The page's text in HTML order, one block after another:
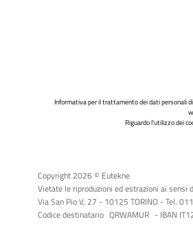
Informativa per il trattamento dei dati personali
Riguardo l'utilizzo dei
Copyright 2026 © Eutekne
Vietate le riproduzioni ed estrazioni ai
Via San Pio V, 27 - 10125 TORINO - Tel.
Codice destinatario QRWAMUR - IBAN